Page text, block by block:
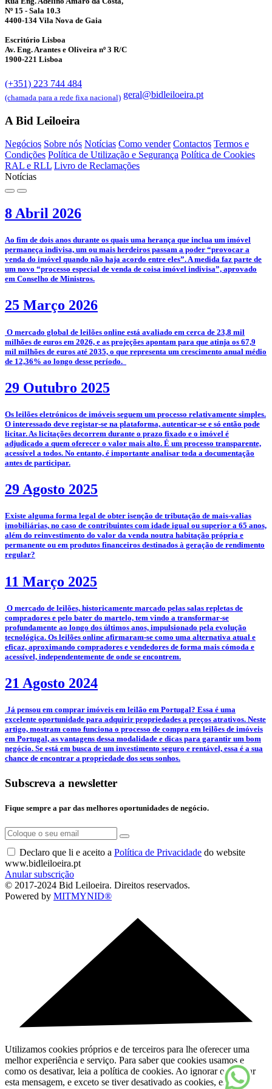
Nº 15 - Sala 10.3
4400-134 Vila Nova de Gaia
Escritório Lisboa
Av. Eng. Arantes e Oliveira nº 3 R/C
1900-221 Lisboa
(+351) 223 744 484
(chamada para a rede fixa nacional) geral@bidleiloeira.pt
A Bid Leiloeira
Negócios Sobre nós Notícias Como vender Contactos Termos e
Condições Política de Utilização e Segurança Política de Cookies
RAL e RLL Livro de Reclamações
Notícias
8 Abril 2026
­Ao fim de dois anos durante os quais uma herança que inclua um imóvel
permaneça indivisa, um ou mais herdeiros passam a poder “provocar a
venda do imóvel quando não haja acordo entre eles”. A medida faz parte de
um novo “processo especial de venda de coisa imóvel indivisa”, aprovado
em Conselho de Ministros.
25 Março 2026
­­ O mercado global de leilões online está avaliado em cerca de 23,8 mil
milhões de euros em 2026, e as projeções apontam para que atinja os 67,9
mil milhões de euros até 2035, o que representa um crescimento anual médio
de 12,36% ao longo desse período.
29 Outubro 2025
­­Os leilões eletrónicos de imóveis seguem um processo relativamente simples.
O interessado deve registar-se na plataforma, autenticar-se e só então pode
licitar. As licitações decorrem durante o prazo fixado e o imóvel é
adjudicado a quem oferecer o valor mais alto. É um processo transparente,
acessível a todos. No entanto, é importante analisar toda a documentação
antes de participar.
29 Agosto 2025
­Existe alguma forma legal de obter isenção de tributação de mais-valias
imobiliárias, no caso de contribuintes com idade igual ou superior a 65 anos,
além do reinvestimento do valor da venda noutra habitação própria e
permanente ou em produtos financeiros destinados à geração de rendimento
regular?
11 Março 2025
­­­­ O mercado de leilões, historicamente marcado pelas salas repletas de
compradores e pelo bater do martelo, tem vindo a transformar-se
profundamente ao longo dos últimos anos, impulsionado pela evolução
tecnológica. Os leilões online afirmaram-se como uma alternativa atual e
eficaz, aproximando compradores e vendedores de forma mais cómoda e
acessível, independentemente de onde se encontrem.
21 Agosto 2024
­ Já pensou em comprar imóveis em leilão em Portugal? Essa é uma
excelente oportunidade para adquirir propriedades a preços atrativos. Neste
artigo, mostram como funciona o processo de compra em leilões de imóveis
em Portugal, as vantagens dessa modalidade e dicas para garantir um bom
negócio. Se está em busca de um investimento seguro e rentável, essa é a sua
chance de encontrar a propriedade dos seus sonhos.
Subscreva a newsletter
Fique sempre a par das melhores oportunidades de negócio.
Declaro que li e aceito a Política de Privacidade do website
www.bidleiloeira.pt
Anular subscrição
© 2017-2024 Bid Leiloeira. Direitos reservados.
Powered by MITMYNID®
Utilizamos cookies próprios e de terceiros para lhe oferecer uma
melhor experiência e serviço. Para saber que cookies usamos e
como os desativar, leia a política de cookies. Ao ignorar ou fechar
esta mensagem, e exceto se tiver desativado as cookies, está a